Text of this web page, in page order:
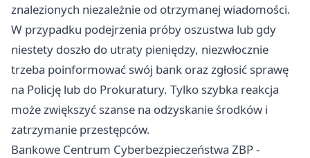
znalezionych niezależnie od otrzymanej wiadomości.
W przypadku podejrzenia próby oszustwa lub gdy
niestety doszło do utraty pieniędzy, niezwłocznie
trzeba poinformować swój bank oraz zgłosić sprawę
na Policję lub do Prokuratury. Tylko szybka reakcja
może zwiększyć szanse na odzyskanie środków i
zatrzymanie przestępców.
Bankowe Centrum Cyberbezpieczeństwa ZBP -